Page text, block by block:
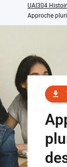
UAI304
Approche